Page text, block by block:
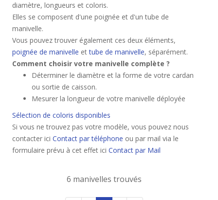
diamètre, longueurs et coloris.
Elles se composent d'une poignée et d'un tube de
manivelle.
Vous pouvez trouver également ces deux éléments,
poignée de manivelle ettube de manivelle, séparément.
Comment choisir votre manivelle complète ?
Déterminer le diamètre et la forme de votre cardan
ou sortie de caisson.
Mesurer la longueur de votre manivelle déployée
Sélection de coloris disponibles
Si vous ne trouvez pas votre modèle, vous pouvez nous
contacter ici Contact par téléphone ou par mail via le
formulaire prévu à cet effet ici Contact par Mail
6 manivelles trouvés